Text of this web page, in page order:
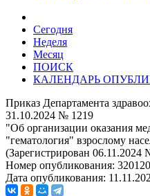
Сегодня
Неделя
Месяц
ПОИСК
КАЛЕНДАРЬ
Приказ Департамента
31.10.2024 № 1219
"Об организации оказания
"гематология" взрослому
(Зарегистрирован 06.11.2024
Номер опубликования:
Дата опубликования: